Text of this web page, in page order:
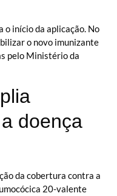
o início da aplicação. No
o novo imunizante
pelo Ministério da
doença
da cobertura contra a
20-valente